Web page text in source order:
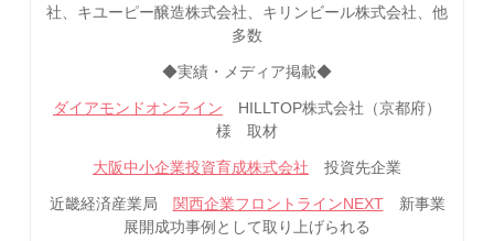
社、キユーピー醸造株式会社、キリンビール株式会社、他
多数
◆実績・メディア掲載◆
ダイアモンドオンライン HILLTOP株式会社（京都府）
様 取材
大阪中小企業投資育成株式会社 投資先企業
近畿経済産業局 関西企業フロントラインNEXT新事業
展開成功事例として取り上げられる